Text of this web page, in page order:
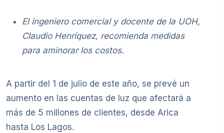
El ingeniero comercial y docente de la UOH,
Claudio Henríquez, recomienda medidas
para aminorar los costos.
A partir del 1 de julio de este año, se prevé un
aumento en las cuentas de luz que afectará a
más de 5 millones de clientes, desde Arica
hasta Los Lagos.